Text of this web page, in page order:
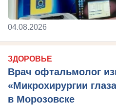
04.08.2026
ЗДОРОВЬЕ
Врач офтальмолог
«Микрохирургии
в Морозовске